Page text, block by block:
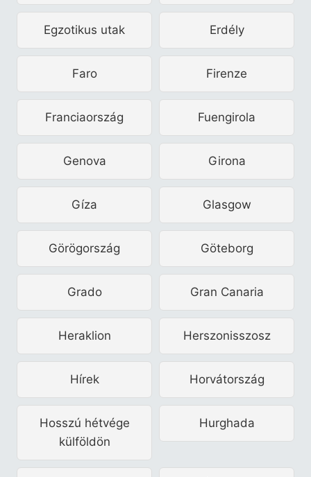
Egzotikus utak Erdély
Faro Firenze
Franciaország Fuengirola
Genova Girona
Gíza Glasgow
Görögország Göteborg
Grado Gran Canaria
Heraklion Herszonisszosz
Hírek Horvátország
Hosszú hétvége
külföldön
Hurghada